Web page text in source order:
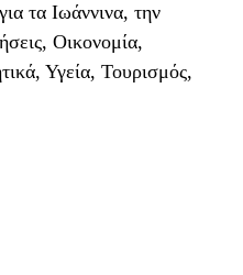
τα Ιωάννινα, την
Οικονομία,
Υγεία, Τουρισμός,